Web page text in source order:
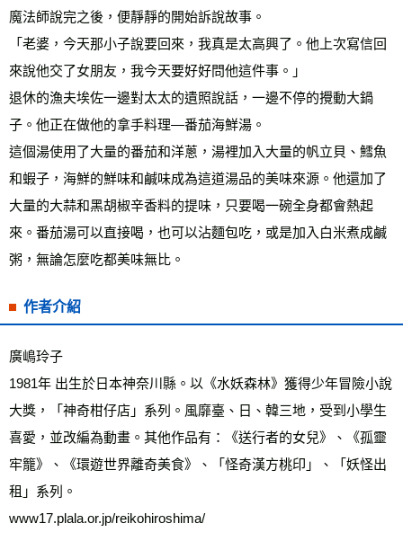
魔法師說完之後，便靜靜的開始訴說故事。
「老婆，今天那小子說要回來，我真是太高興了。他上次寫信回
來說他交了女朋友，我今天要好好問他這件事。」
退休的漁夫埃佐一邊對太太的遺照說話，一邊不停的攪動大鍋
子。他正在做他的拿手料理—番茄海鮮湯。
這個湯使用了大量的番茄和洋蔥，湯裡加入大量的帆立貝、鱈魚
和蝦子，海鮮的鮮味和鹹味成為這道湯品的美味來源。他還加了
大量的大蒜和黑胡椒辛香料的提味，只要喝一碗全身都會熱起
來。番茄湯可以直接喝，也可以沾麵包吃，或是加入白米煮成鹹
粥，無論怎麼吃都美味無比。
作者介紹
廣嶋玲子
1981年 出生於日本神奈川縣。以《水妖森林》獲得少年冒險小說
大獎，「神奇柑仔店」系列。風靡臺、日、韓三地，受到小學生
喜愛，並改編為動畫。其他作品有：《送行者的女兒》、《孤靈
牢籠》、《環遊世界離奇美食》、「怪奇漢方桃印」、「妖怪出
租」系列。
www17.plala.or.jp/reikohiroshima/